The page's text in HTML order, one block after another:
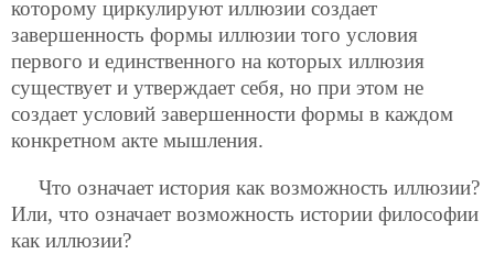
которому циркулируют иллюзии создает
завершенность формы иллюзии того условия
первого и единственного на которых иллюзия
существует и утверждает себя, но при этом не
создает условий завершенности формы в каждом
конкретном акте мышления.
Что означает история как возможность иллюзии?
Или, что означает возможность истории философии
как иллюзии?